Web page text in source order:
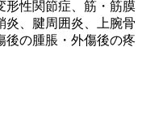
形性関節症、筋・筋膜
炎、腱周囲炎、上腕骨
後の腫脹・外傷後の疼